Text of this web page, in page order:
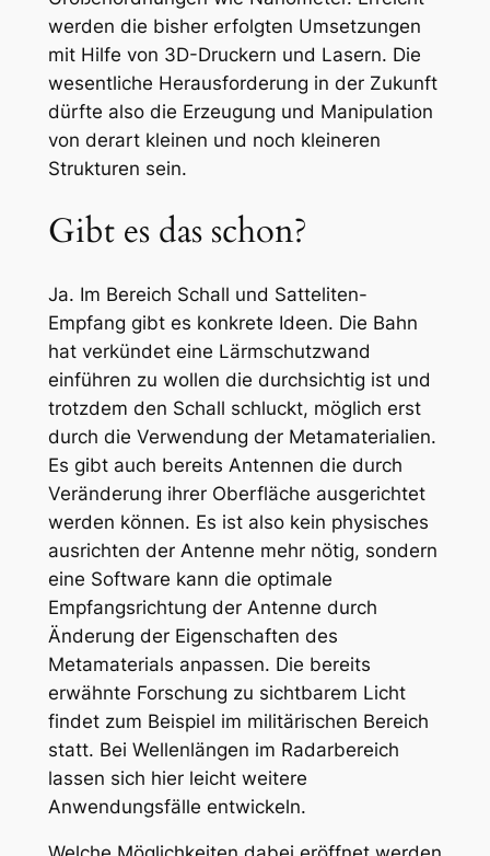
werden die bisher erfolgten Umsetzungen
mit Hilfe von 3D-Druckern und Lasern. Die
wesentliche Herausforderung in der Zukunft
dürfte also die Erzeugung und Manipulation
von derart kleinen und noch kleineren
Strukturen sein.
Gibt es das schon?
Ja. Im Bereich Schall und Satteliten-
Empfang gibt es konkrete Ideen. Die Bahn
hat verkündet eine Lärmschutzwand
einführen zu wollen die durchsichtig ist und
trotzdem den Schall schluckt, möglich erst
durch die Verwendung der Metamaterialien.
Es gibt auch bereits Antennen die durch
Veränderung ihrer Oberfläche ausgerichtet
werden können. Es ist also kein physisches
ausrichten der Antenne mehr nötig, sondern
eine Software kann die optimale
Empfangsrichtung der Antenne durch
Änderung der Eigenschaften des
Metamaterials anpassen. Die bereits
erwähnte Forschung zu sichtbarem Licht
findet zum Beispiel im militärischen Bereich
statt. Bei Wellenlängen im Radarbereich
lassen sich hier leicht weitere
Anwendungsfälle entwickeln.